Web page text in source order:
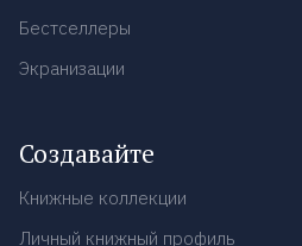
Бестселлеры
Экранизации
Создавайте
Книжные коллекции
Личный книжный профиль